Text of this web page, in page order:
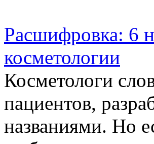
Расшифровка: 6
косметологии
Косметологи
пациентов,
названиями. Но